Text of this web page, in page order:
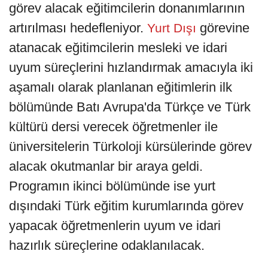
görev alacak eğitimcilerin donanımlarının
artırılması hedefleniyor. Yurt Dışı görevine
atanacak eğitimcilerin mesleki ve idari
uyum süreçlerini hızlandırmak amacıyla iki
aşamalı olarak planlanan eğitimlerin ilk
bölümünde Batı Avrupa'da Türkçe ve Türk
kültürü dersi verecek öğretmenler ile
üniversitelerin Türkoloji kürsülerinde görev
alacak okutmanlar bir araya geldi.
Programın ikinci bölümünde ise yurt
dışındaki Türk eğitim kurumlarında görev
yapacak öğretmenlerin uyum ve idari
hazırlık süreçlerine odaklanılacak.